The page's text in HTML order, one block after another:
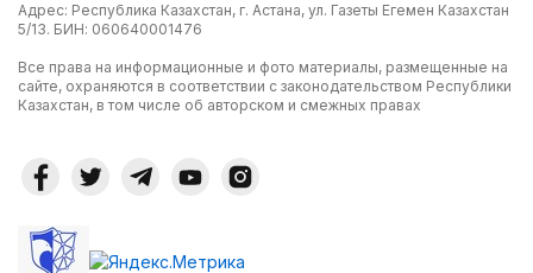
Адрес: Республика Казахстан, г. Астана, ул. Газеты Егемен Казахстан
5/13. БИН: 060640001476
Все права на информационные и фото материалы, размещенные на
сайте, охраняются в соответствии с законодательством Республики
Казахстан, в том числе об авторском и смежных правах